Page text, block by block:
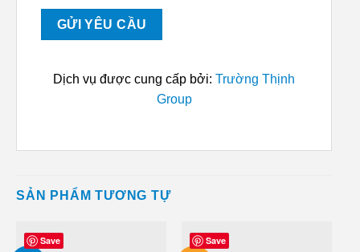
Dịch vụ được cung cấp bởi: Trường Thịnh
Group
SẢN PHẨM TƯƠNG TỰ
Save
Save